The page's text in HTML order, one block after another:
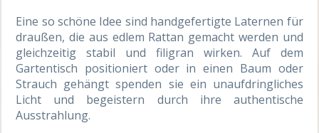
Eine so schöne Idee sind handgefertigte Laternen für
draußen, die aus edlem Rattan gemacht werden und
gleichzeitig stabil und filigran wirken. Auf dem
Gartentisch positioniert oder in einen Baum oder
Strauch gehängt spenden sie ein unaufdringliches
Licht und begeistern durch ihre authentische
Ausstrahlung.